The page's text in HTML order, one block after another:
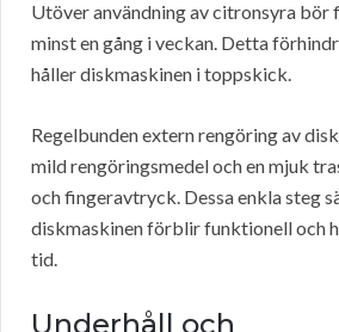
Utöver användning av citronsyra bör
minst en gång i veckan. Detta
håller diskmaskinen i toppskick.
Regelbunden extern rengöring av
mild rengöringsmedel och en mjuk
och fingeravtryck. Dessa enkla steg
diskmaskinen förblir funktionell och
tid.
Underhåll och